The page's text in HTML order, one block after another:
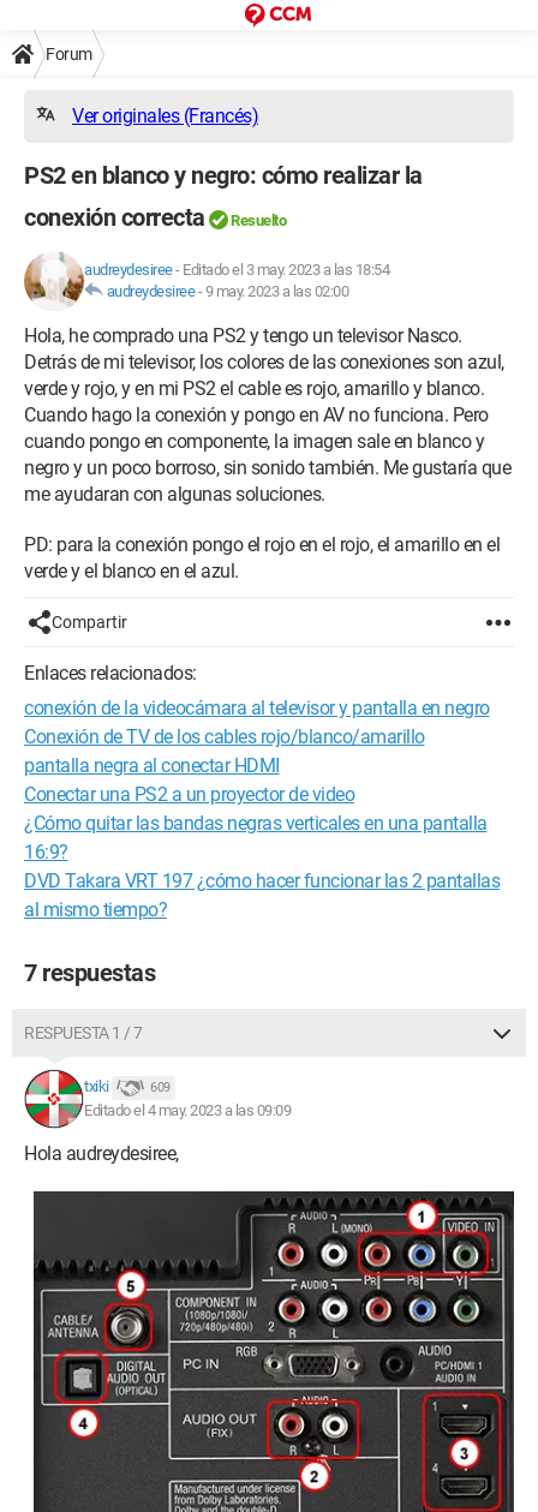
Forum
Ver originales (Francés)
PS2 en blanco y negro: cómo realizar la
conexión correcta
Resuelto
audreydesiree- Editado el 3 may. 2023 a las 18:54
audreydesiree-9 may. 2023 a las 02:00
Hola, he comprado una PS2 y tengo un televisor Nasco.
Detrás de mi televisor, los colores de las conexiones son azul,
verde y rojo, y en mi PS2 el cable es rojo, amarillo y blanco.
Cuando hago la conexión y pongo en AV no funciona. Pero
cuando pongo en componente, la imagen sale en blanco y
negro y un poco borroso, sin sonido también. Me gustaría que
me ayudaran con algunas soluciones.
PD: para la conexión pongo el rojo en el rojo, el amarillo en el
verde y el blanco en el azul.
Compartir
Enlaces relacionados:
conexión de la videocámara al televisor y pantalla en negro
Conexión de TV de los cables rojo/blanco/amarillo
pantalla negra al conectar HDMI
Conectar una PS2 a un proyector de video
¿Cómo quitar las bandas negras verticales en una pantalla
16:9?
DVD Takara VRT 197 ¿cómo hacer funcionar las 2 pantallas
al mismo tiempo?
7 respuestas
RESPUESTA 1 / 7
txiki 609
Editado el 4 may. 2023 a las 09:09
Hola audreydesiree,